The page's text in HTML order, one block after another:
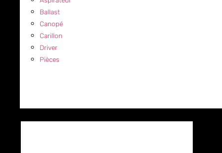
Ballast
Canopé
Carillon
Driver
Pièces